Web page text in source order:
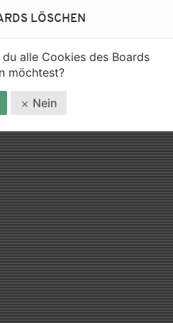
LÖSCHEN
alle Cookies des Boards
möchtest?
Nein